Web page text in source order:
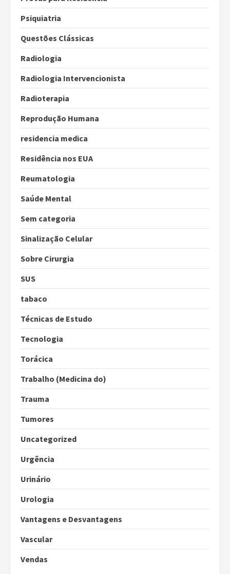
Psiquiatria
Questões Clássicas
Radiologia
Radiologia Intervencionista
Radioterapia
Reprodução Humana
residencia medica
Residência nos EUA
Reumatologia
Saúde Mental
Sem categoria
Sinalização Celular
Sobre Cirurgia
SUS
tabaco
Técnicas de Estudo
Tecnologia
Torácica
Trabalho (Medicina do)
Trauma
Tumores
Uncategorized
Urgência
Urinário
Urologia
Vantagens e Desvantagens
Vascular
Vendas